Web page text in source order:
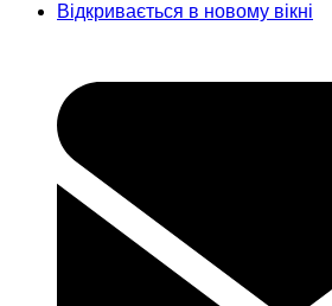
Відкривається в новому вікні